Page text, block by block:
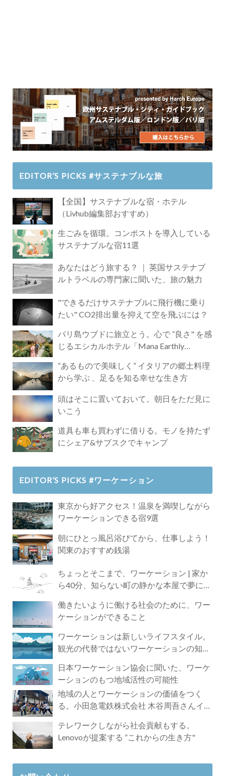
EDITOR’S PICKS #サステナブルな旅
【全国】サステナブルな宿・ホテル
（Livhub編集部おすすめ）
生ごみを循環。コンポストを導入している
サステナブルな宿11選
あなたはどう旅する？ ｜ 英国サステナブ
ルトラベルの専門家に聞いた、旅の魅力
"できるだけサステナブルに飛行機に乗り
たい" CO2排出量を抑えて空を飛ぶには？
バリ島ウブドに旅立とう。心で ”良さ" を感
じるエシカルホテル「Mana Earthly
“あるもので美味しく” イタリアの郷土料理
から学ぶ 、足るを知る幸せな生き方
頭はそこに置いておいて。朝日をただ見に
いこう
道具も車も買わずに借りる。モノを持たず
にシェア&サブスクでキャンプ
EDITOR’S PICKS #ワーケーション
東京から好アクセス！温泉を満喫しながら
ワーケーションできる宿9選
朝にひとっ風呂浴びてから、仕事しよう！
関東のおすすめ銭湯
ちょっとそこまで、ワーケーション | 家か
ら40分、知らない町の静かな本屋で夢に近
働きたいように働ける社会のために、ワー
ケーションができること
ワーケーションは新しいライフスタイル。
観光の代替ではないワーケーションの知ら
日本ワーケーション協会に聞いた、ワーケ
ーションのもつ地域活性の可能性
地域の人とワーケーションの価値をつく
る。小田急電鉄株式会社 木谷周吾さんイン
テレワークしながら社会貢献もする。
Lenovoが提案する ”これからの生き方"